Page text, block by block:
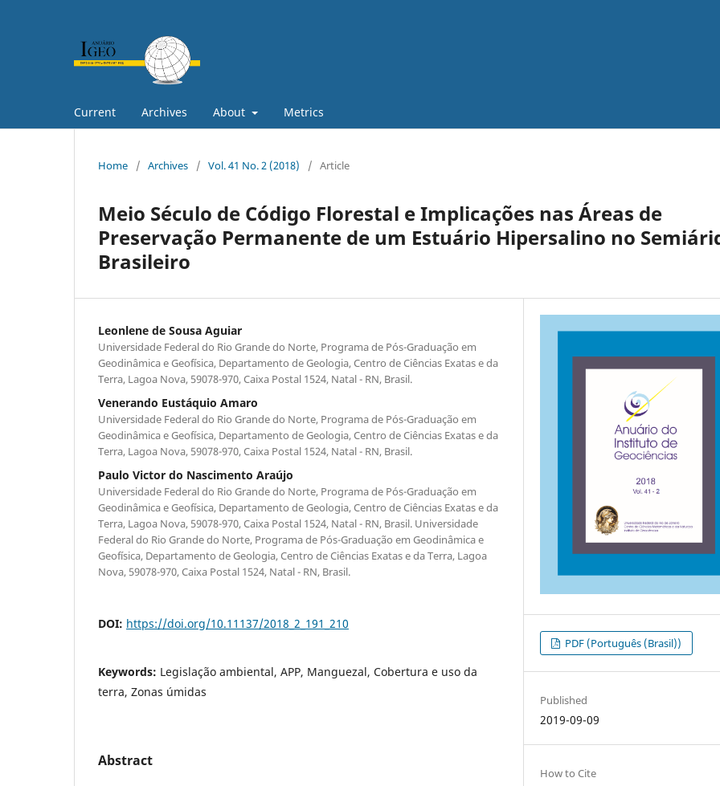
Current Archives About Metrics
Home / Archives / Vol. 41 No. 2 (2018) / Article
Meio Século de Código Florestal e Implicações nas Áreas de
Preservação Permanente de um Estuário Hipersalino no
Brasileiro
Leonlene de Sousa Aguiar
Universidade Federal do Rio Grande do Norte, Programa de Pós-Graduação em
Geodinâmica e Geofísica, Departamento de Geologia, Centro de Ciências Exatas e da
Terra, Lagoa Nova, 59078-970, Caixa Postal 1524, Natal - RN, Brasil.
Venerando Eustáquio Amaro
Universidade Federal do Rio Grande do Norte, Programa de Pós-Graduação em
Geodinâmica e Geofísica, Departamento de Geologia, Centro de Ciências Exatas e da
Terra, Lagoa Nova, 59078-970, Caixa Postal 1524, Natal - RN, Brasil.
Paulo Victor do Nascimento Araújo
Universidade Federal do Rio Grande do Norte, Programa de Pós-Graduação em
Geodinâmica e Geofísica, Departamento de Geologia, Centro de Ciências Exatas e da
Terra, Lagoa Nova, 59078-970, Caixa Postal 1524, Natal - RN, Brasil. Universidade
Federal do Rio Grande do Norte, Programa de Pós-Graduação em Geodinâmica e
Geofísica, Departamento de Geologia, Centro de Ciências Exatas e da Terra, Lagoa
Nova, 59078-970, Caixa Postal 1524, Natal - RN, Brasil.
DOI: https://doi.org/10.11137/2018_2_191_210
Keywords: Legislação ambiental, APP, Manguezal, Cobertura e uso da
terra, Zonas úmidas
Abstract
PDF (Português (Brasil))
Published
2019-09-09
How to Cite